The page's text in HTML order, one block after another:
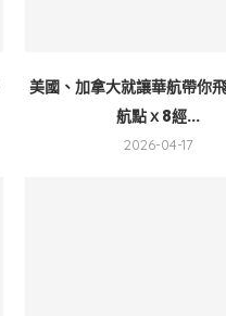
美國、加拿大就讓華航帶你
航點ｘ8經...
2026-04-17